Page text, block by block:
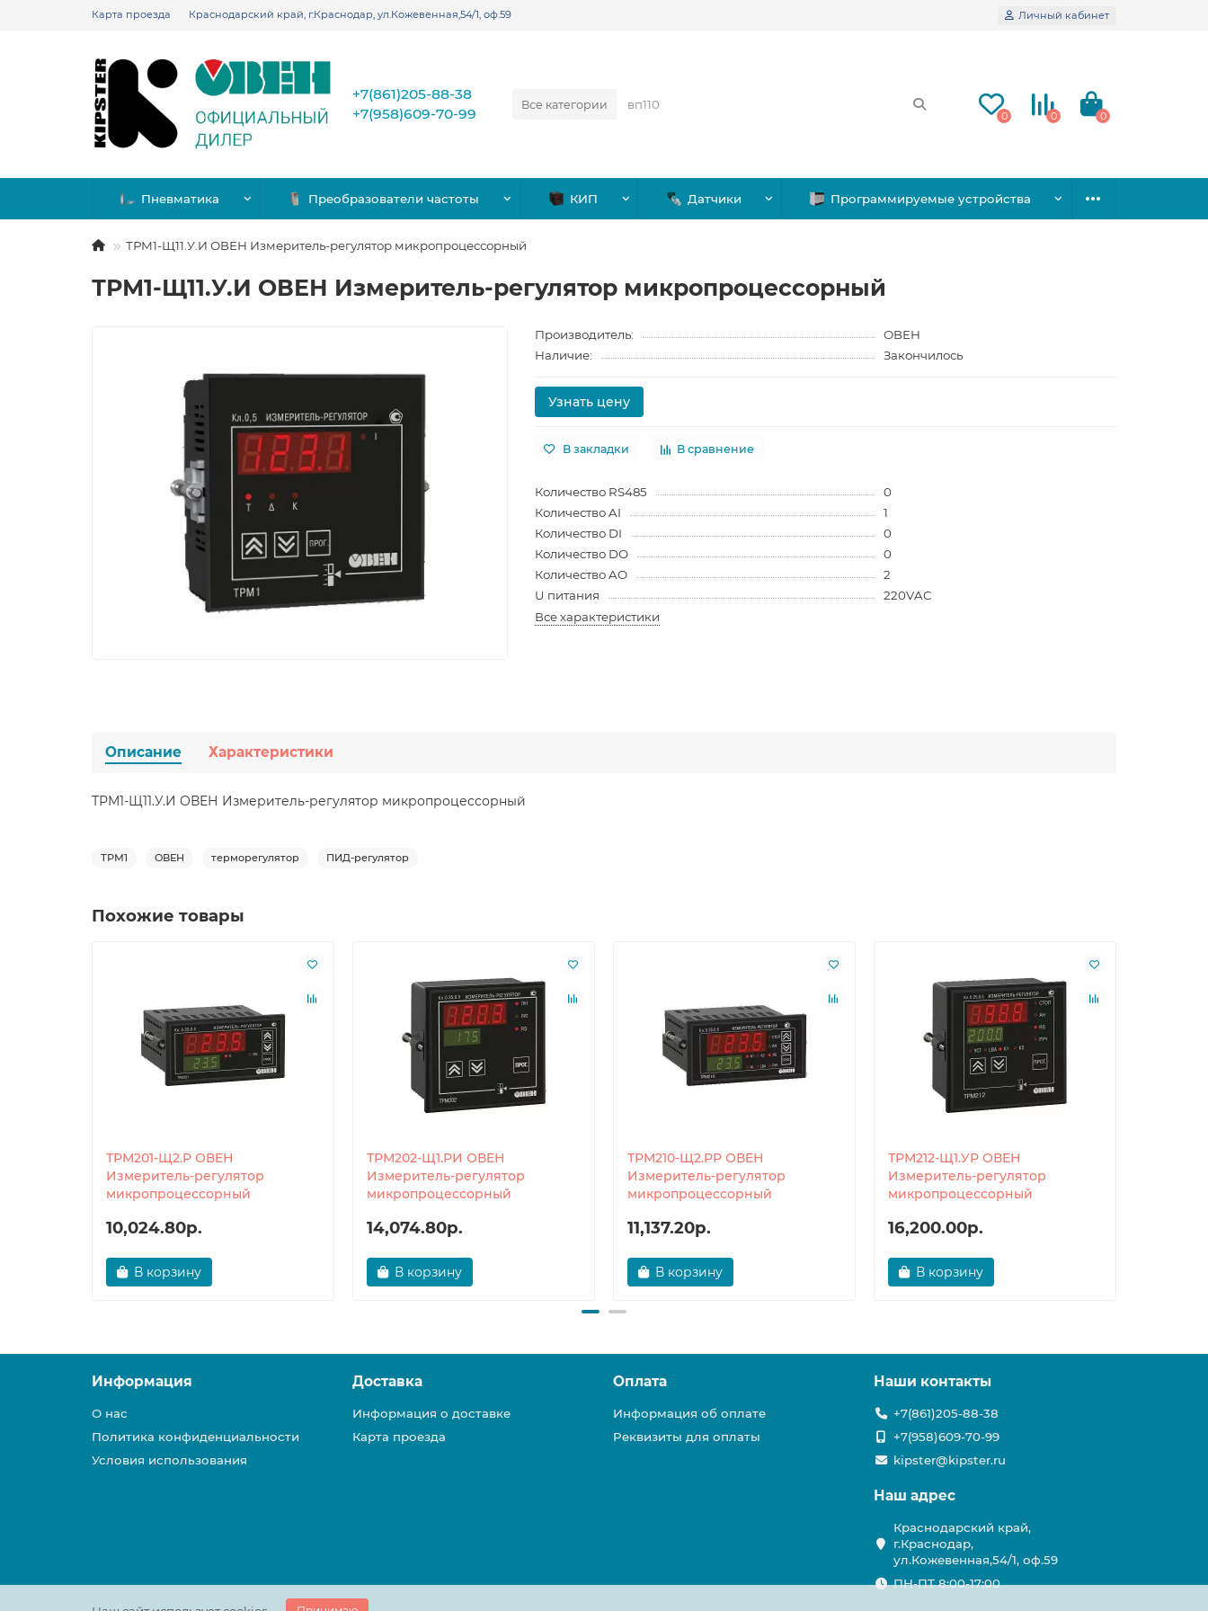
Карта проезда Краснодарский край, г.Краснодар, ул.Кожевенная,54/1, оф.59 Личный кабинет
Все категории
+7(861)205-88-38
+7(958)609-70-99
0 0 0
Пневматика Преобразователи частоты КИП Датчики Программируемые устройства
ТРМ1-Щ11.У.И ОВЕН Измеритель-регулятор микропроцессорный
ТРМ1-Щ11.У.И ОВЕН Измеритель-регулятор микропроцессорный
Производитель:
ОВЕН
Наличие:
Закончилось
Узнать цену
В закладки В сравнение
Количество RS485
0
Количество AI
1
Количество DI
0
Количество DO
0
Количество AO
2
U питания
220VAC
Все характеристики
Описание Характеристики
ТРМ1-Щ11.У.И ОВЕН Измеритель-регулятор микропроцессорный
ТРМ1 ОВЕН терморегулятор ПИД-регулятор
Похожие товары
ТРМ201-Щ2.Р ОВЕН
Измеритель-регулятор
микропроцессорный
10,024.80р.
В корзину
ТРМ202-Щ1.РИ ОВЕН
Измеритель-регулятор
микропроцессорный
14,074.80р.
В корзину
ТРМ210-Щ2.РР ОВЕН
Измеритель-регулятор
микропроцессорный
11,137.20р.
В корзину
ТРМ212-Щ1.УР ОВЕН
Измеритель-регулятор
микропроцессорный
16,200.00р.
В корзину
Информация
О нас
Политика конфиденциальности
Условия использования
Доставка
Информация о доставке
Карта проезда
Оплата
Информация об оплате
Реквизиты для оплаты
Наши контакты
+7(861)205-88-38
+7(958)609-70-99
kipster@kipster.ru
Наш адрес
Краснодарский край,
г.Краснодар,
ул.Кожевенная,54/1, оф.59
ПН-ПТ 8:00-17:00